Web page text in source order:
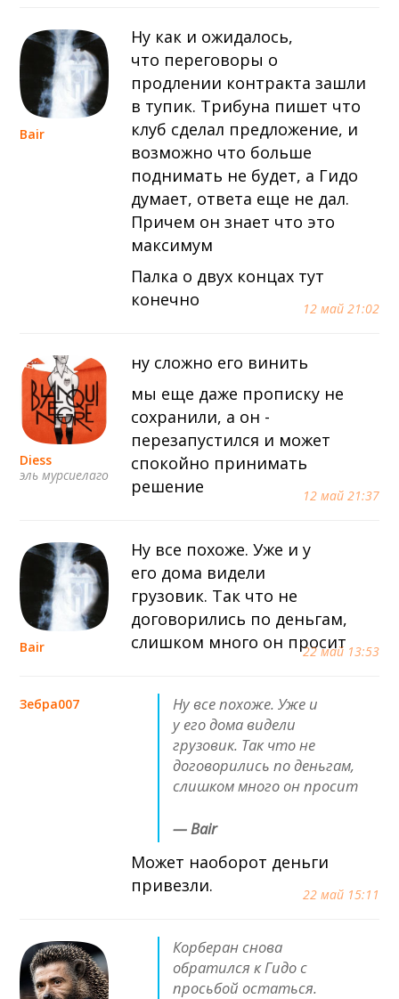
Bair
12 май 21:02
Ну как и ожидалось,
что переговоры о
продлении контракта зашли
в тупик. Трибуна пишет что
клуб сделал предложение, и
возможно что больше
поднимать не будет, а Гидо
думает, ответа еще не дал.
Причем он знает что это
максимум
Палка о двух концах тут
конечно
Diess
эль мурсиелаго
12 май 21:37
ну сложно его винить
мы еще даже прописку не
сохранили, а он -
перезапустился и может
спокойно принимать
решение
Bair 22 май 13:53
Ну все похоже. Уже и у
его дома видели
грузовик. Так что не
договорились по деньгам,
слишком много он просит
Зебра007
22 май 15:11
— Bair
Ну все похоже. Уже и
у его дома видели
грузовик. Так что не
договорились по деньгам,
слишком много он просит
Может наоборот деньги
привезли.
Корберан снова
обратился к Гидо с
просьбой остаться.